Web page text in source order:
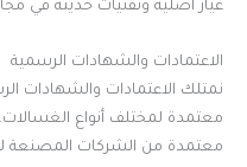
غيار أصلية وتقنيات حديثة في
الاعتمادات والشهادات الرسمية
نمتلك الاعتمادات والشهادات
معتمدة لمختلف أنواع
معتمدة من الشركات المصنعة